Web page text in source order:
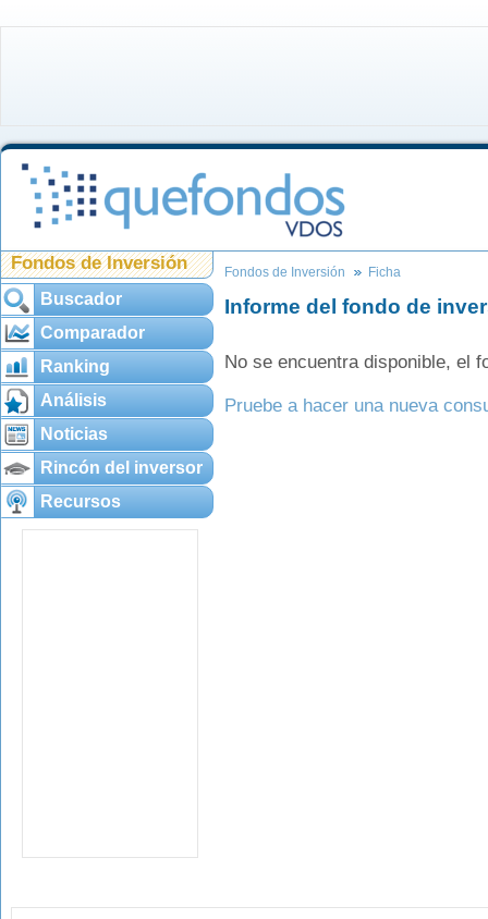
Fondos de Inversión
Buscador
Comparador
Ranking
Análisis
Noticias
Rincón del inversor
Recursos
Fondos de Inversión Ficha
Informe del fondo de
No se encuentra disponible, el
Pruebe a hacer una nueva